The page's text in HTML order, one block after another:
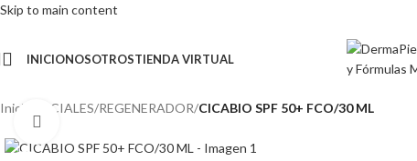
Skip to main content
INICIONOSOTROSTIENDA VIRTUAL
Inicio FACIALES/REGENERADOR/CICABIO SPF 50+ FCO/30 ML